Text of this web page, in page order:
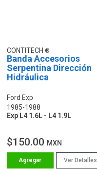
CONTITECH
Banda Accesorios
Serpentina Dirección
Hidráulica
Ford Exp
1985-1988
Exp L4 1.6L - L4 1.9L
$150.00 MXN
Ver Detalles